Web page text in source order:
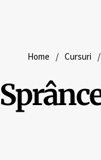
Home / Cursuri /